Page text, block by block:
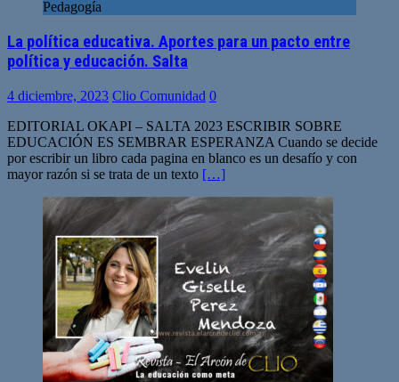
Pedagogía
La política educativa. Aportes para un pacto entre
política y educación. Salta
4 diciembre, 2023 Clio Comunidad 0
EDITORIAL OKAPI – SALTA 2023 ESCRIBIR SOBRE
EDUCACIÓN ES SEMBRAR ESPERANZA Cuando se decide
por escribir un libro cada pagina en blanco es un desafío y con
mayor razón si se trata de un texto […]